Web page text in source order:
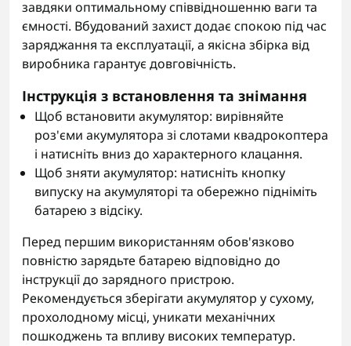
завдяки оптимальному співвідношенню ваги та
ємності. Вбудований захист додає спокою під час
заряджання та експлуатації, а якісна збірка від
виробника гарантує довговічність.
Інструкція з встановлення та знімання
Щоб встановити акумулятор: вирівняйте
роз'єми акумулятора зі слотами квадрокоптера
і натисніть вниз до характерного клацання.
Щоб зняти акумулятор: натисніть кнопку
випуску на акумуляторі та обережно підніміть
батарею з відсіку.
Перед першим використанням обов'язково
повністю зарядьте батарею відповідно до
інструкції до зарядного пристрою.
Рекомендується зберігати акумулятор у сухому,
прохолодному місці, уникати механічних
пошкоджень та впливу високих температур.